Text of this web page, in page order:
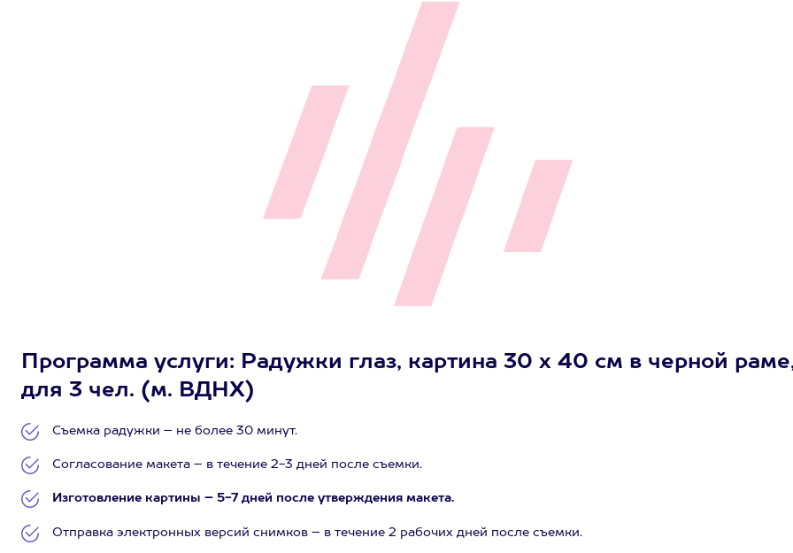
Программа услуги: Радужки глаз, картина 30 х 40 см в черной
для 3 чел. (м. ВДНХ)
Съемка радужки – не более 30 минут.
Согласование макета – в течение 2-3 дней после съемки.
Изготовление картины – 5-7 дней после утверждения макета.
Отправка электронных версий снимков – в течение 2 рабочих дней после съемки.